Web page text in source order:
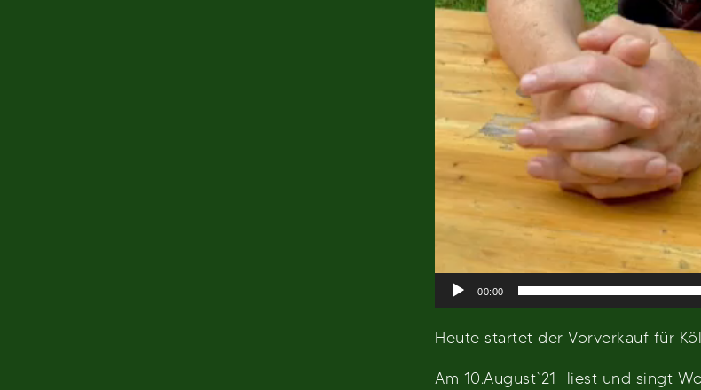
00:00
Heute startet der Vorverkauf für
Am 10.August`21 liest und singt